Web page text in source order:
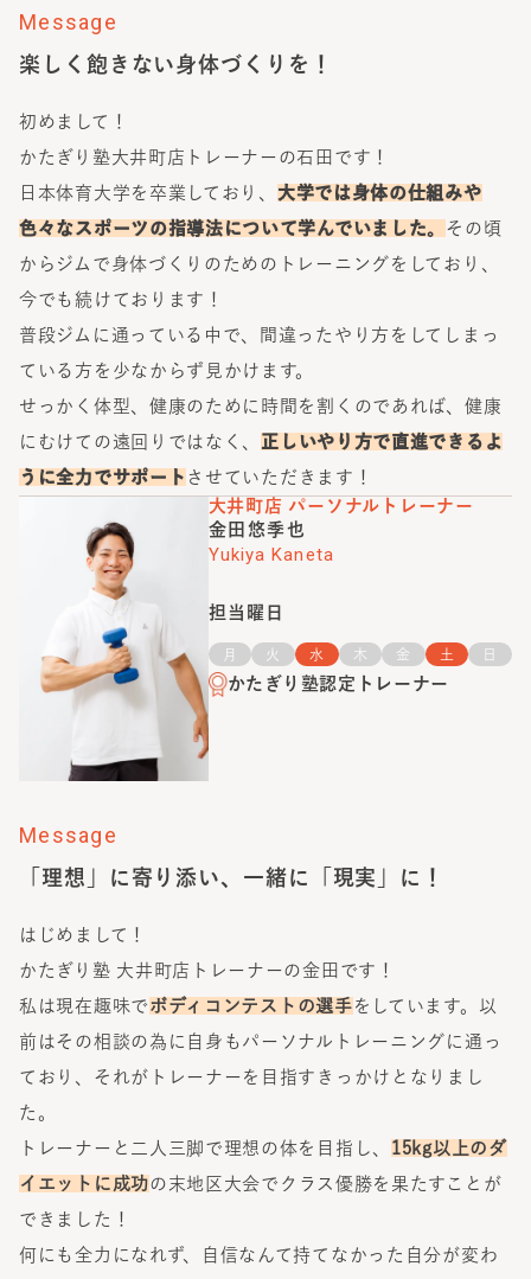
楽しく飽きない身体づくりを！
Message
初めまして！
かたぎり塾大井町店トレーナーの石田です！
日本体育大学を卒業しており、 大学では身体の仕組みや
色々なスポーツの指導法について学んでいました。 その頃
からジムで身体づくりのためのトレーニングをしており、
今でも続けております！
普段ジムに通っている中で、間違ったやり方をしてしまっ
ている方を少なからず見かけます。
せっかく体型、健康のために時間を割くのであれば、健康
にむけての遠回りではなく、 正しいやり方で直進できるよ
うに全力でサポート させていただきます！
大井町店 パーソナルトレーナー
金田悠季也
Yukiya Kaneta
担当曜日
月 火 水 木 金 土 日
かたぎり塾認定トレーナー
「理想」に寄り添い、一緒に「現実」に！
Message
はじめまして！
かたぎり塾 大井町店トレーナーの金田です！
私は現在趣味で ボディコンテストの選手 をしています。以
前はその相談の為に自身もパーソナルトレーニングに通っ
ており、それがトレーナーを目指すきっかけとなりまし
た。
トレーナーと二人三脚で理想の体を目指し、 15kg以上のダ
イエットに成功の末地区大会でクラス優勝を果たすことが
できました！
何にも全力になれず、自信なんて持てなかった自分が変わ